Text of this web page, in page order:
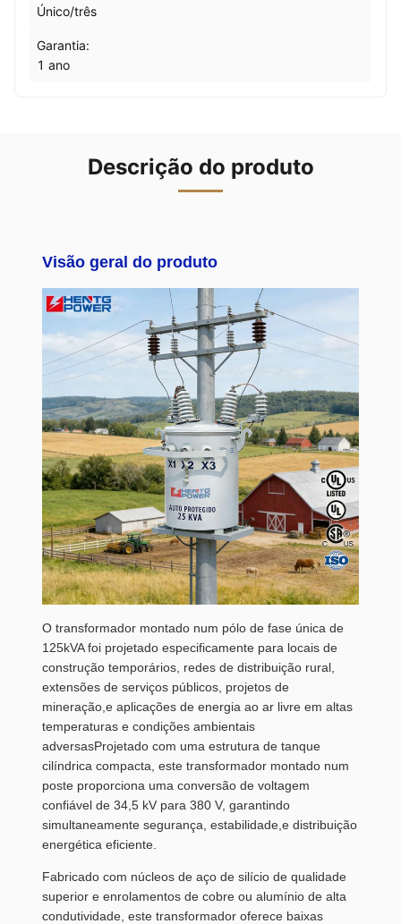
Único/três
Garantia:
1 ano
Descrição do produto
Visão geral do produto
O transformador montado num pólo de fase única de
125kVA foi projetado especificamente para locais de
construção temporários, redes de distribuição rural,
extensões de serviços públicos, projetos de
mineração,e aplicações de energia ao ar livre em altas
temperaturas e condições ambientais
adversasProjetado com uma estrutura de tanque
cilíndrica compacta, este transformador montado num
poste proporciona uma conversão de voltagem
confiável de 34,5 kV para 380 V, garantindo
simultaneamente segurança, estabilidade,e distribuição
energética eficiente.
Fabricado com núcleos de aço de silício de qualidade
superior e enrolamentos de cobre ou alumínio de alta
condutividade, este transformador oferece baixas